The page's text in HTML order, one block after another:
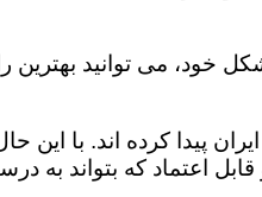
می توانید بهترین
پیدا کرده اند. با این
اعتماد که بتواند به